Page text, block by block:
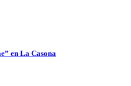
en La Casona